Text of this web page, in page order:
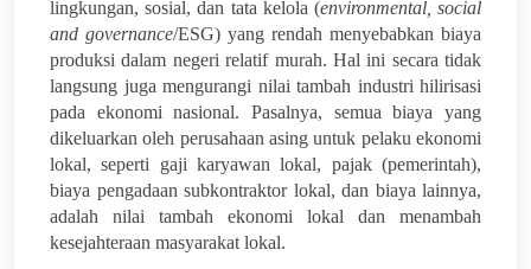
lingkungan, sosial, dan tata kelola (environmental, social
and governance/ESG) yang rendah menyebabkan biaya
produksi dalam negeri relatif murah. Hal ini secara tidak
langsung juga mengurangi nilai tambah industri hilirisasi
pada ekonomi nasional. Pasalnya, semua biaya yang
dikeluarkan oleh perusahaan asing untuk pelaku ekonomi
lokal, seperti gaji karyawan lokal, pajak (pemerintah),
biaya pengadaan subkontraktor lokal, dan biaya lainnya,
adalah nilai tambah ekonomi lokal dan menambah
kesejahteraan masyarakat lokal.